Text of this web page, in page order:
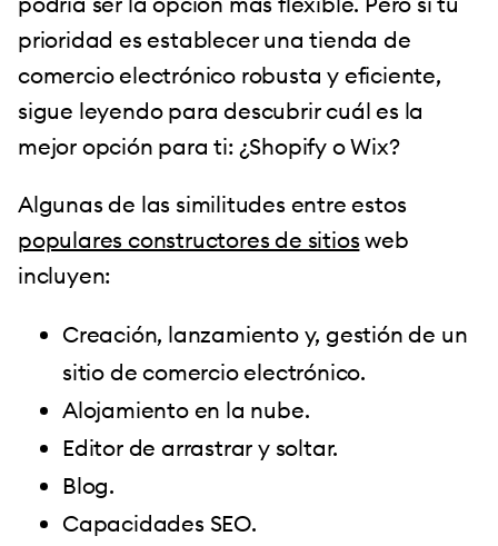
prioridad es establecer una tienda de
comercio electrónico robusta y eficiente,
sigue leyendo para descubrir cuál es la
mejor opción para ti: ¿Shopify o Wix?
Algunas de las similitudes entre estos
populares constructores de sitios web
incluyen:
Creación, lanzamiento y, gestión de un
sitio de comercio electrónico.
Alojamiento en la nube.
Editor de arrastrar y soltar.
Blog.
Capacidades SEO.